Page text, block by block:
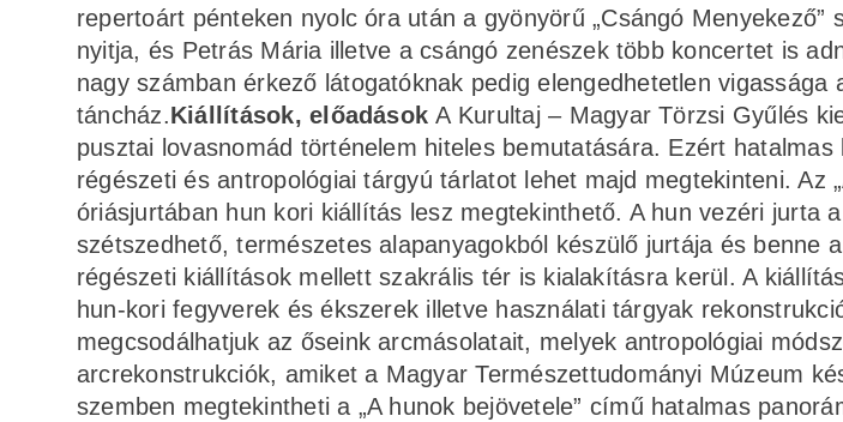
repertoárt pénteken nyolc óra után a gyönyörű „Csángó Menyekező”
nyitja, és Petrás Mária illetve a csángó zenészek több koncertet is
nagy számban érkező látogatóknak pedig elengedhetetlen vigassága
táncház.Kiállítások, előadásokA Kurultaj – Magyar Törzsi Gyűlés
pusztai lovasnomád történelem hiteles bemutatására. Ezért
régészeti és antropológiai tárgyú tárlatot lehet majd megtekinteni. Az
óriásjurtában hun kori kiállítás lesz megtekinthető. A hun vezéri jurta
szétszedhető, természetes alapanyagokból készülő jurtája és benne
régészeti kiállítások mellett szakrális tér is kialakításra kerül. A
hun-kori fegyverek és ékszerek illetve használati tárgyak
megcsodálhatjuk az őseink arcmásolatait, melyek antropológiai
arcrekonstrukciók, amiket a Magyar Természettudományi Múzeum
szemben megtekintheti a „A hunok bejövetele” című hatalmas